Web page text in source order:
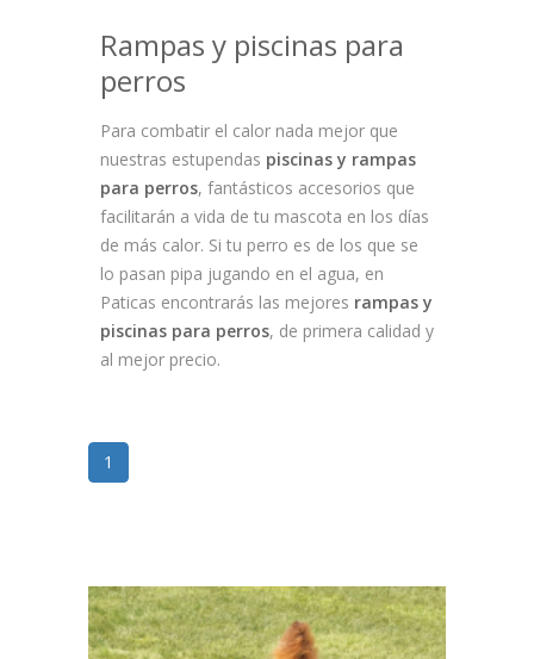
Rampas y piscinas para
perros
Para combatir el calor nada mejor que
nuestras estupendas piscinas y rampas
para perros, fantásticos accesorios que
facilitarán a vida de tu mascota en los días
de más calor. Si tu perro es de los que se
lo pasan pipa jugando en el agua, en
Paticas encontrarás las mejores rampas y
piscinas para perros, de primera calidad y
al mejor precio.
1